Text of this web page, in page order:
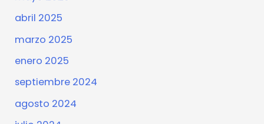
abril 2025
marzo 2025
enero 2025
septiembre 2024
agosto 2024